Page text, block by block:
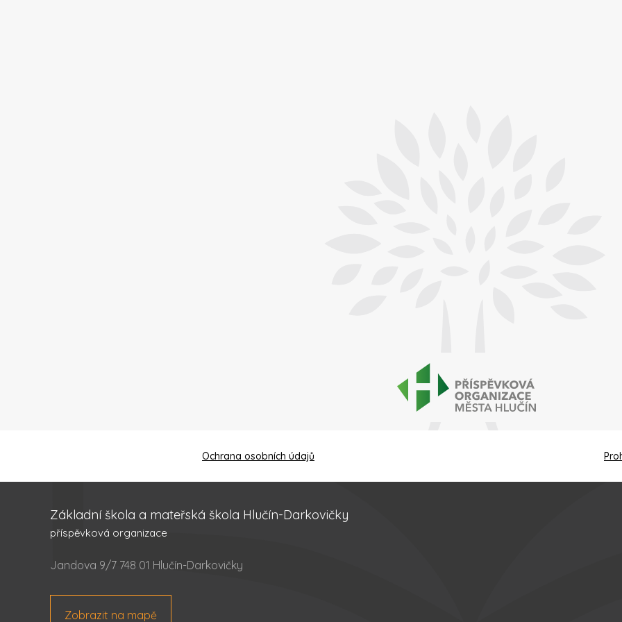
Ochrana osobních údajů
Základní škola a mateřská škola Hlučín-Darkovičky
příspěvková organizace
Jandova 9/7 748 01 Hlučín-Darkovičky
Zobrazit na mapě